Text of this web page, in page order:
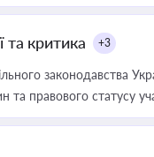
та критика +3
законодавства
правового статусу